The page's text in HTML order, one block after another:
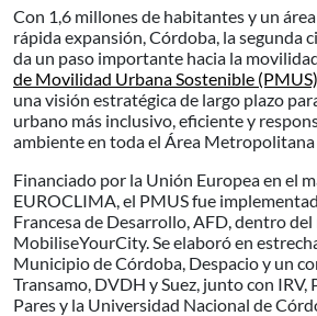
Con 1,6 millones de habitantes y un
rápida expansión, Córdoba, la segunda
da un paso importante hacia la
de Movilidad Urbana Sostenible
una visión estratégica de largo plazo
urbano más inclusivo, eficiente y
ambiente en toda el Área
Financiado por la Unión Europea en el
EUROCLIMA, el PMUS fue
Francesa de Desarrollo, AFD, dentro
MobiliseYourCity. Se elaboró en
Municipio de Córdoba, Despacio y un
Transamo, DVDH y Suez, junto con
Pares y la Universidad Nacional de